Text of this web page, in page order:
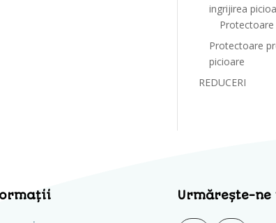
ingrijirea
Protectoare
Protectoare
picioare
REDUCERI
Urmărește-ne